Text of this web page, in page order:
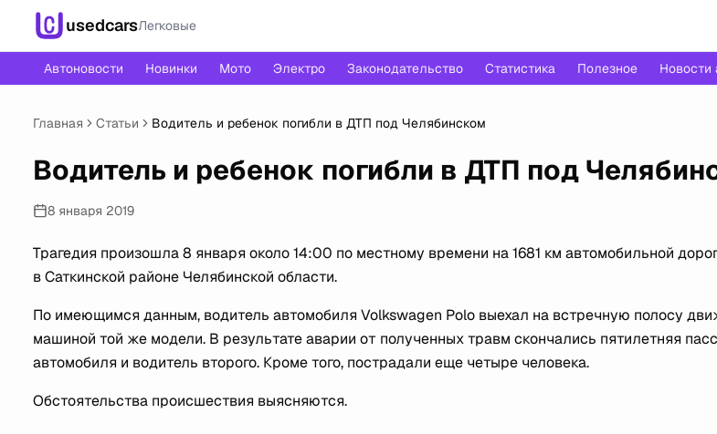
usedcarsЛегковые
Автоновости Новинки Мото Электро Законодательство Статистика Полезное Новости
Главная Статьи Водитель и ребенок погибли в ДТП под Челябинском
Водитель и ребенок погибли в ДТП под
8 января 2019
Трагедия произошла 8 января около 14:00 по местному времени на 1681 км автомобильной
в Саткинской районе Челябинской области.
По имеющимся данным, водитель автомобиля Volkswagen Polo выехал на встречную полосу
машиной той же модели. В результате аварии от полученных травм скончались пятилетняя
автомобиля и водитель второго. Кроме того, пострадали еще четыре человека.
Обстоятельства происшествия выясняются.